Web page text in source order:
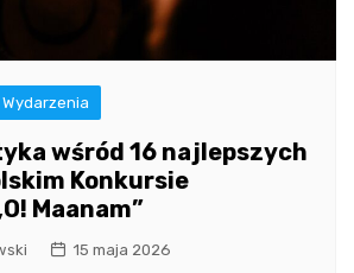
Wydarzenia
wśród 16 najlepszych
Konkursie
Maanam”
15 maja 2026